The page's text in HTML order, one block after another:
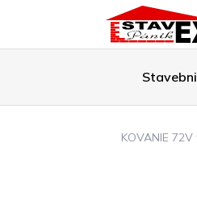
KOVANIE